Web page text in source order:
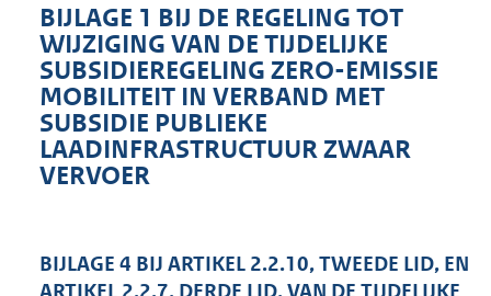
BIJLAGE 1 BIJ DE REGELING TOT
WIJZIGING VAN DE TIJDELIJKE
SUBSIDIEREGELING ZERO-EMISSIE
MOBILITEIT IN VERBAND MET
SUBSIDIE PUBLIEKE
LAADINFRASTRUCTUUR ZWAAR
VERVOER
BIJLAGE 4 BIJ ARTIKEL 2.2.10, TWEEDE LID, EN